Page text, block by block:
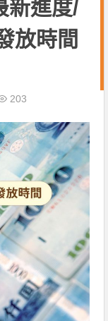
新進度/
放時間
203